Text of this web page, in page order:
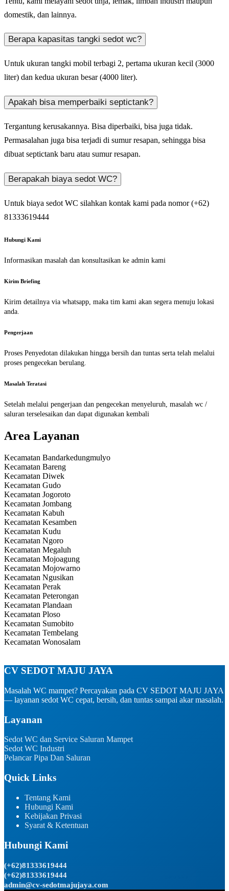
domestik, dan lainnya.
Berapa kapasitas tangki sedot wc?
Untuk ukuran tangki mobil terbagi 2, pertama ukuran kecil (3000
liter) dan kedua ukuran besar (4000 liter).
Apakah bisa memperbaiki septictank?
Tergantung kerusakannya. Bisa diperbaiki, bisa juga tidak.
Permasalahan juga bisa terjadi di sumur resapan, sehingga bisa
dibuat septictank baru atau sumur resapan.
Berapakah biaya sedot WC?
Untuk biaya sedot WC silahkan kontak kami pada nomor (+62)
81333619444
Hubungi Kami
Informasikan masalah dan konsultasikan ke admin kami
Kirim Briefing
Kirim detailnya via whatsapp, maka tim kami akan segera menuju lokasi
anda.
Pengerjaan
Proses Penyedotan dilakukan hingga bersih dan tuntas serta telah melalui
proses pengecekan berulang.
Masalah Teratasi
Setelah melalui pengerjaan dan pengecekan menyeluruh, masalah wc /
saluran terselesaikan dan dapat digunakan kembali
Area Layanan
Kecamatan Bandarkedungmulyo
Kecamatan Bareng
Kecamatan Diwek
Kecamatan Gudo
Kecamatan Jogoroto
Kecamatan Jombang
Kecamatan Kabuh
Kecamatan Kesamben
Kecamatan Kudu
Kecamatan Ngoro
Kecamatan Megaluh
Kecamatan Mojoagung
Kecamatan Mojowarno
Kecamatan Ngusikan
Kecamatan Perak
Kecamatan Peterongan
Kecamatan Plandaan
Kecamatan Ploso
Kecamatan Sumobito
Kecamatan Tembelang
Kecamatan Wonosalam
CV SEDOT MAJU JAYA
Masalah WC mampet? Percayakan pada CV SEDOT MAJU JAYA
— layanan sedot WC cepat, bersih, dan tuntas sampai akar masalah.
Layanan
Sedot WC dan Service Saluran Mampet
Sedot WC Industri ​
Pelancar Pipa Dan Saluran
Quick Links
Tentang Kami
Hubungi Kami
Kebijakan Privasi
Syarat & Ketentuan
Hubungi Kami
(+62)81333619444
(+62)81333619444
admin@cv-sedotmajujaya.com